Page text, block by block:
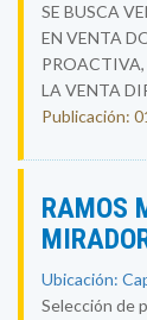
SE BUSCA
EN VENTA
PROACTIVA,
LA VENTA
Publicación:
RAMOS
Ubicación:
Selección de